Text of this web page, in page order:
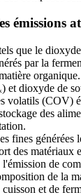
émissions
que le
par la
organique.
et dioxyde de
volatils (COV)
des
fines générées
des matériaux
de
de la
et de